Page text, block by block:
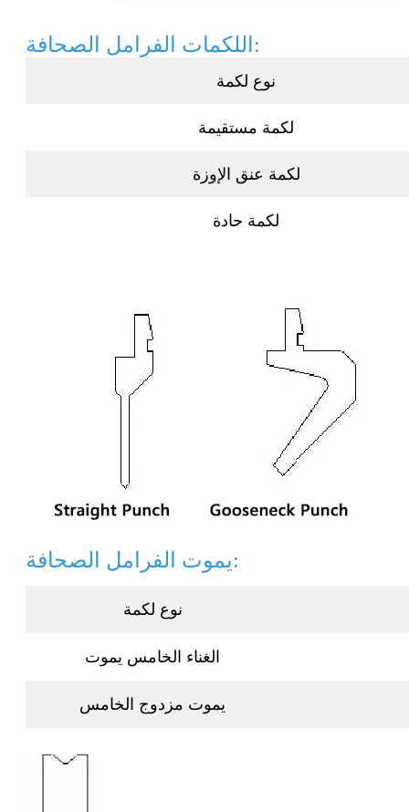
اللكمات الفرامل الصحافة:
نوع لكمة
لكمة مستقيمة
لكمة عنق الإوزة
لكمة حادة
يموت الفرامل الصحافة:
نوع لكمة
الغناء الخامس يموت
يموت مزدوج الخامس